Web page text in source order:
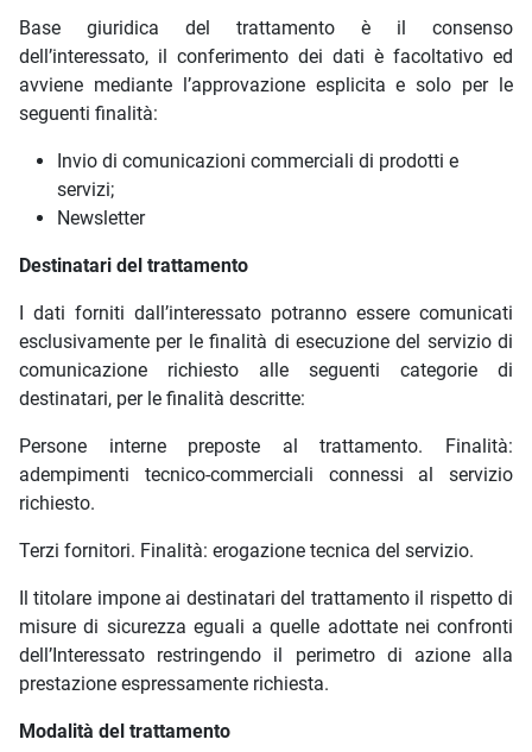
Base giuridica del trattamento è il consenso
dell’interessato, il conferimento dei dati è facoltativo ed
avviene mediante l’approvazione esplicita e solo per le
seguenti finalità:
Invio di comunicazioni commerciali di prodotti e
servizi;
Newsletter
Destinatari del trattamento
I dati forniti dall’interessato potranno essere comunicati
esclusivamente per le finalità di esecuzione del servizio di
comunicazione richiesto alle seguenti categorie di
destinatari, per le finalità descritte:
Persone interne preposte al trattamento. Finalità:
adempimenti tecnico-commerciali connessi al servizio
richiesto.
Terzi fornitori. Finalità: erogazione tecnica del servizio.
Il titolare impone ai destinatari del trattamento il rispetto di
misure di sicurezza eguali a quelle adottate nei confronti
dell’Interessato restringendo il perimetro di azione alla
prestazione espressamente richiesta.
Modalità del trattamento